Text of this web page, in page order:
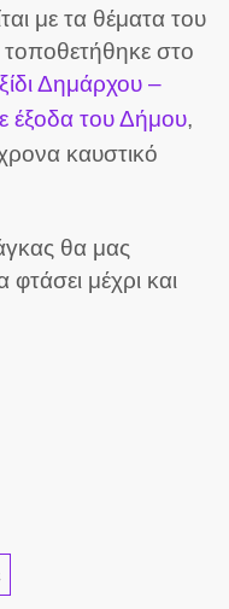
με τα θέματα του
στο
Δημάρχου –
έξοδα του Δήμου,
καυστικό
θα μας
μέχρι και